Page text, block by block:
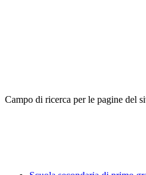
Campo di ricerca per le pagine del